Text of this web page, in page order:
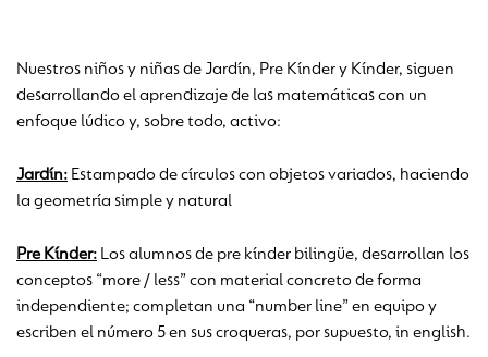
Nuestros niños y niñas de Jardín, Pre Kínder y Kínder, siguen
desarrollando el aprendizaje de las matemáticas con un
enfoque lúdico y, sobre todo, activo:
Jardín: Estampado de círculos con objetos variados, haciendo
la geometría simple y natural
Pre Kínder: Los alumnos de pre kínder bilingüe, desarrollan los
conceptos “more / less” con material concreto de forma
independiente; completan una “number line” en equipo y
escriben el número 5 en sus croqueras, por supuesto, in english.